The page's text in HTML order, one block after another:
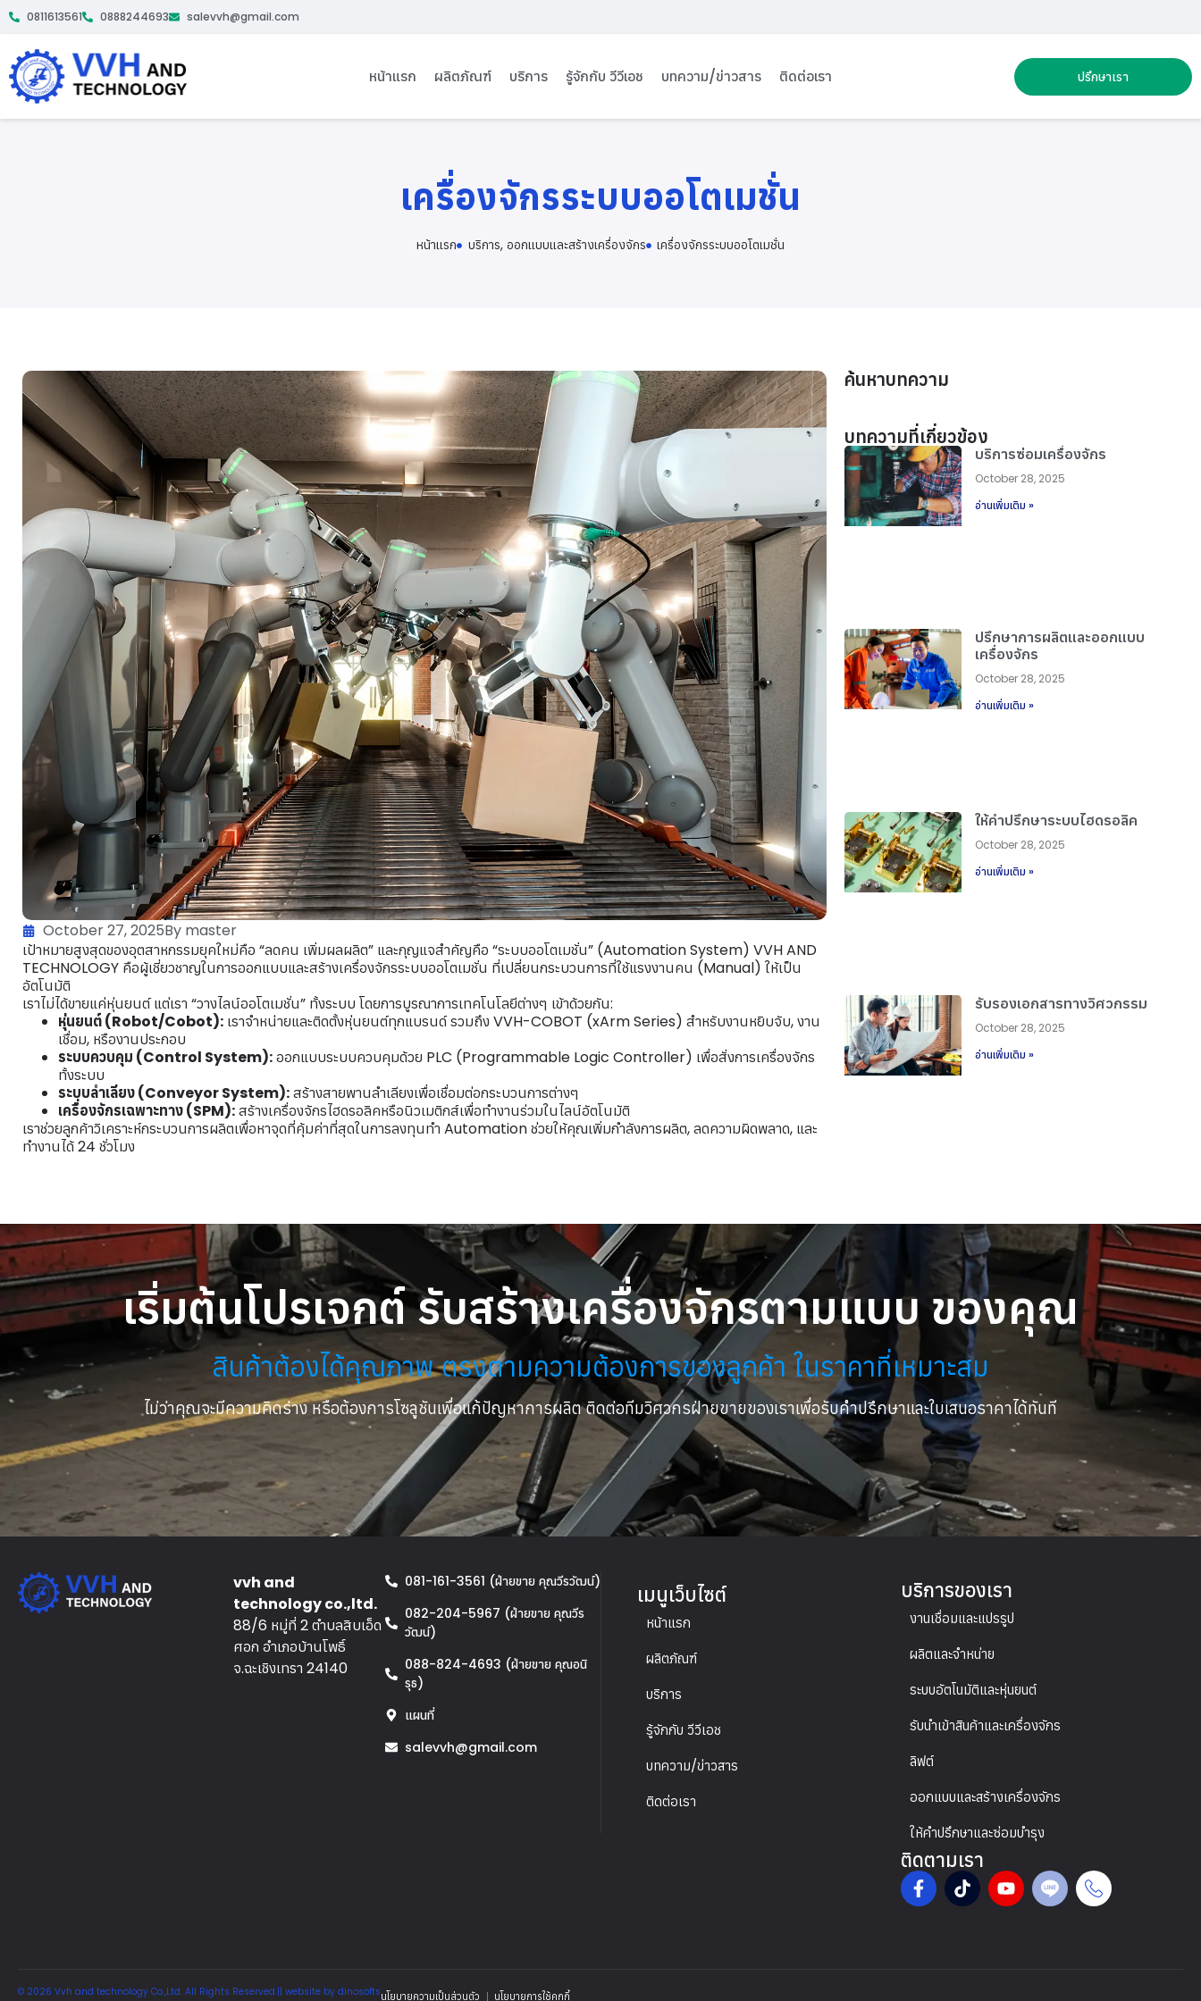
0811613561 0888244693 salevvh@gmail.com
หน้าแรก ผลิตภัณฑ์ บริการ รู้จักกับ วีวีเอช บทความ/ข่าวสาร ติดต่อเรา ปรึกษาเรา
เครื่องจักรระบบออโตเมชั่น
หน้าเเรก บริการ, ออกแบบและสร้างเครื่องจักร เครื่องจักรระบบออโตเมชั่น
October 27, 2025By master
เป้าหมายสูงสุดของอุตสาหกรรมยุคใหม่คือ “ลดคน เพิ่มผลผลิต” และกุญแจสำคัญคือ “ระบบออโตเมชั่น” (Automation System) VVH AND
TECHNOLOGY คือผู้เชี่ยวชาญในการออกแบบและสร้างเครื่องจักรระบบออโตเมชั่น ที่เปลี่ยนกระบวนการที่ใช้แรงงานคน (Manual) ให้เป็น
อัตโนมัติ
เราไม่ได้ขายแค่หุ่นยนต์ แต่เรา “วางไลน์ออโตเมชั่น” ทั้งระบบ โดยการบูรณาการเทคโนโลยีต่างๆ เข้าด้วยกัน:
หุ่นยนต์ (Robot/Cobot): เราจำหน่ายและติดตั้งหุ่นยนต์ทุกแบรนด์ รวมถึง VVH-COBOT (xArm Series) สำหรับงานหยิบจับ, งาน
เชื่อม, หรืองานประกอบ
ระบบควบคุม (Control System):ออกแบบระบบควบคุมด้วย PLC (Programmable Logic Controller) เพื่อสั่งการเครื่องจักร
ทั้งระบบ
ระบบลำเลียง (Conveyor System):สร้างสายพานลำเลียงเพื่อเชื่อมต่อกระบวนการต่างๆ
เครื่องจักรเฉพาะทาง (SPM):สร้างเครื่องจักรไฮดรอลิคหรือนิวเมติกส์เพื่อทำงานร่วมในไลน์อัตโนมัติ
เราช่วยลูกค้าวิเคราะห์กระบวนการผลิตเพื่อหาจุดที่คุ้มค่าที่สุดในการลงทุนทำ Automation ช่วยให้คุณเพิ่มกำลังการผลิต, ลดความผิดพลาด, และ
ทำงานได้ 24 ชั่วโมง
ค้นหาบทความ
บทความที่เกี่ยวข้อง
บริการซ่อมเครื่องจักร
October 28, 2025
อ่านเพิ่มเติม »
ปรึกษาการผลิตและออกแบบ
เครื่องจักร
October 28, 2025
อ่านเพิ่มเติม »
ให้คำปรึกษาระบบไฮดรอลิค
October 28, 2025
อ่านเพิ่มเติม »
รับรองเอกสารทางวิศวกรรม
October 28, 2025
อ่านเพิ่มเติม »
เริ่มต้นโปรเจกต์ รับสร้างเครื่องจักรตามแบบ ของคุณ
สินค้าต้องได้คุณภาพ ตรงตามความต้องการของลูกค้า ในราคาที่เหมาะสม
ไม่ว่าคุณจะมีความคิดร่าง หรือต้องการโซลูชันเพื่อแก้ปัญหาการผลิต ติดต่อทีมวิศวกรฝ่ายขายของเราเพื่อรับคำปรึกษาและใบเสนอราคาได้ทันที
vvh and
technology co.,ltd.
88/6 หมู่ที่ 2 ตำบลสิบเอ็ด
ศอก อำเภอบ้านโพธิ์
จ.ฉะเชิงเทรา 24140
081-161-3561 (ฝ่ายขาย คุณวีรวัฒน์)
082-204-5967 (ฝ่ายขาย คุณวีร
วัฒน์)
088-824-4693 (ฝ่ายขาย คุณอนิ
รุธ)
แผนที่
salevvh@gmail.com
เมนูเว็บไซต์
หน้าแรก
ผลิตภัณฑ์
บริการ
รู้จักกับ วีวีเอช
บทความ/ข่าวสาร
ติดต่อเรา
บริการของเรา
งานเชื่อมและแปรรูป
ผลิตและจำหน่าย
ระบบอัตโนมัติและหุ่นยนต์
รับนำเข้าสินค้าและเครื่องจักร
ลิฟต์
ออกแบบและสร้างเครื่องจักร
ให้คำปรึกษาและซ่อมบำรุง
ติดตามเรา
© 2026 Vvh and technology Co.,Ltd. All Rights Reserved.|| website by dinosoftsนโยบายความเป็นส่วนตัว นโยบายการใช้คุกกี้